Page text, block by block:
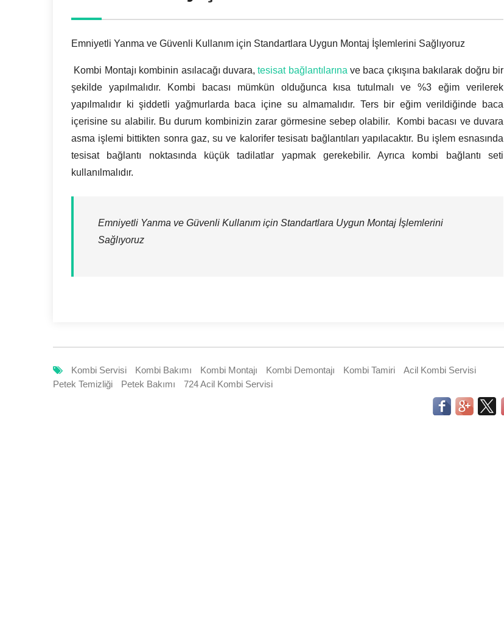
Emniyetli Yanma ve Güvenli Kullanım için Standartlara Uygun Montaj İşlemlerini Sağlıyoruz
Kombi Montajı kombinin asılacağı duvara,tesisat bağlantılarına ve baca çıkışına bakılarak doğru bir
şekilde yapılmalıdır. Kombi bacası mümkün olduğunca kısa tutulmalı ve %3 eğim verilerek
yapılmalıdır ki şiddetli yağmurlarda baca içine su almamalıdır. Ters bir eğim verildiğinde baca
içerisine su alabilir. Bu durum kombinizin zarar görmesine sebep olabilir. Kombi bacası ve duvara
asma işlemi bittikten sonra gaz, su ve kalorifer tesisatı bağlantıları yapılacaktır. Bu işlem esnasında
tesisat bağlantı noktasında küçük tadilatlar yapmak gerekebilir. Ayrıca kombi bağlantı seti
kullanılmalıdır.
Emniyetli Yanma ve Güvenli Kullanım için Standartlara Uygun Montaj İşlemlerini
Sağlıyoruz
Kombi Servisi Kombi Bakımı Kombi Montajı Kombi Demontajı Kombi Tamiri
Acil Kombi Servisi
Petek Temizliği
Petek Bakımı 724 Acil Kombi Servisi